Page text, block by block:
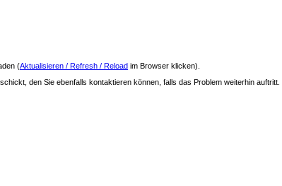
(Aktualisieren / Refresh / Reload im Browser klicken).
den Sie ebenfalls kontaktieren können, falls das Problem weiterhin auftritt.